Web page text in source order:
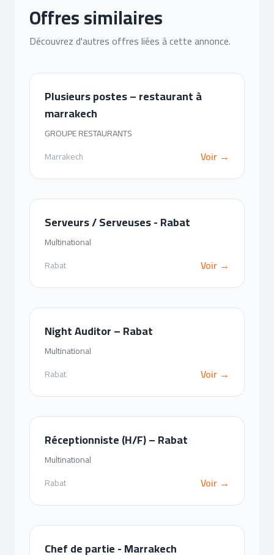
Offres similaires
Découvrez d'autres offres liées à cette annonce.
Plusieurs postes – restaurant à
marrakech
GROUPE RESTAURANTS
Marrakech
Voir →
Serveurs / Serveuses - Rabat
Multinational
Rabat
Voir →
Night Auditor – Rabat
Multinational
Rabat
Voir →
Réceptionniste (H/F) – Rabat
Multinational
Rabat
Voir →
Chef de partie - Marrakech